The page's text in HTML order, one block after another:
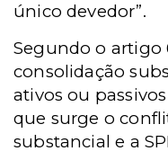
único devedor”.
Segundo o artigo
consolidação
ativos ou
que surge o
substancial e a